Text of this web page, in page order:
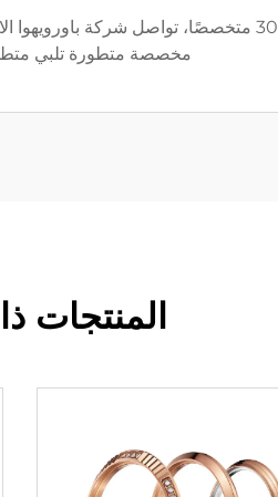
مع فريق بحث وتطوير مخصص يضم أكثر من 30
مخصصة متطورة تلبي
المنتجات